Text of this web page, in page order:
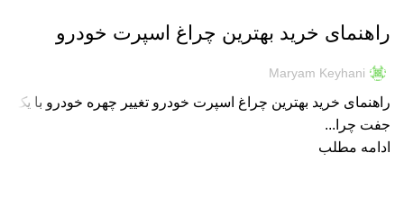
راهنمای خرید بهترین چراغ اسپرت خودرو
Maryam Keyhani
راهنمای خرید بهترین چراغ اسپرت خودرو تغییر چهره خودرو با یک
جفت چرا...
ادامه مطلب